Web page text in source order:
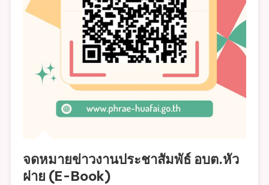
จดหมายข่าวงานประชาสัมพัธ์ อบต.หัว
ฝาย (E-Book)